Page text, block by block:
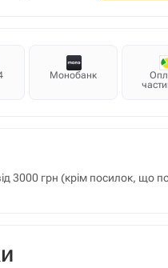
Монобанк
3000 грн (крім посилок, що